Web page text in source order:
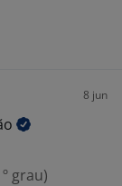
8 jun
grau)